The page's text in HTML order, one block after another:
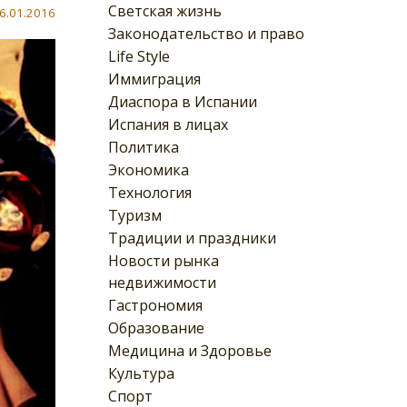
Светская жизнь
Законодательство и право
Life Style
Иммиграция
Диаспора в Испании
Испания в лицах
Политика
Экономика
Технология
Туризм
Традиции и праздники
Новости рынка
недвижимости
Гастрономия
Образование
Медицина и Здоровье
Культура
Спорт